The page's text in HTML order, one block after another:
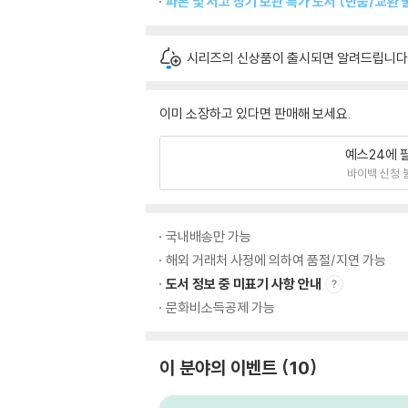
시리즈의 신상품이 출시되면 알려드립니
이미 소장하고 있다면 판매해 보세요.
예스24에
바이백 신청
국내배송만 가능
해외 거래처 사정에 의하여 품절/지연 가능
도서 정보 중 미표기 사항 안내
문화비소득공제 가능
이 분야의 이벤트 10